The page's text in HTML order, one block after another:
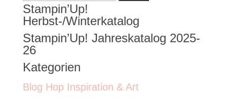
nach:
Stampin’Up!
Herbst-/Winterkatalog
Stampin’Up! Jahreskatalog 2025-
26
Kategorien
Blog Hop Inspiration & Art